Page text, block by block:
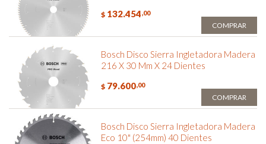
$ 132.454,00
COMPRAR
Bosch Disco Sierra Ingletadora Madera
216 X 30 Mm X 24 Dientes
$ 79.600,00
COMPRAR
Bosch Disco Sierra Ingletadora Madera
Eco 10" (254mm) 40 Dientes